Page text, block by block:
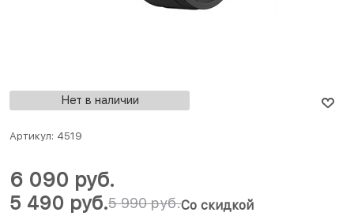
Нет в наличии
Артикул: 4519
5 990 руб.
5 490 руб. Со скидкой
6 090 руб.